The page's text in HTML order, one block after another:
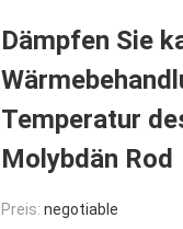
Dämpfen Sie
Temperatur
Molybdän Rod
Preis: negotiable